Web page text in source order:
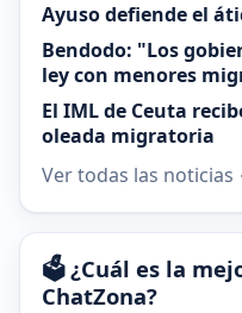
Ayuso defiende el
Bendodo: "Los
ley con menores
El IML de Ceuta
oleada migratoria
Ver todas las
🗳️ ¿Cuál es la
ChatZona?